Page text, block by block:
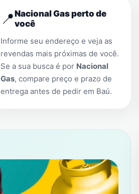
📍Nacional Gas perto de
você
Informe seu endereço e veja as
revendas mais próximas de você.
Se a sua busca é por Nacional
Gas, compare preço e prazo de
entrega antes de pedir em Baú.